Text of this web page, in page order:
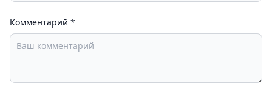
Комментарий *